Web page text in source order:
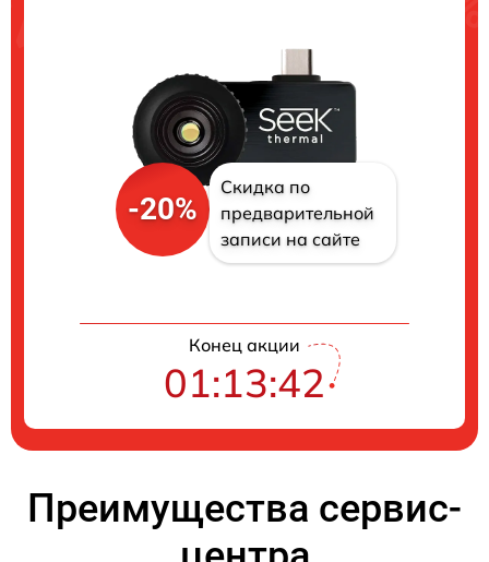
-20%
Скидка по
предварительной
записи на сайте
Конец акции
01:13:41
Преимущества сервис-